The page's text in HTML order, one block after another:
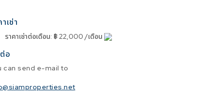
เช่า
ราคาเช่าต่อเดือน: ฿ 22,000 /เดือน
อ
can send e-mail to